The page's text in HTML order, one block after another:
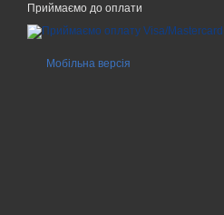
Приймаємо до оплати
Мобільна версія